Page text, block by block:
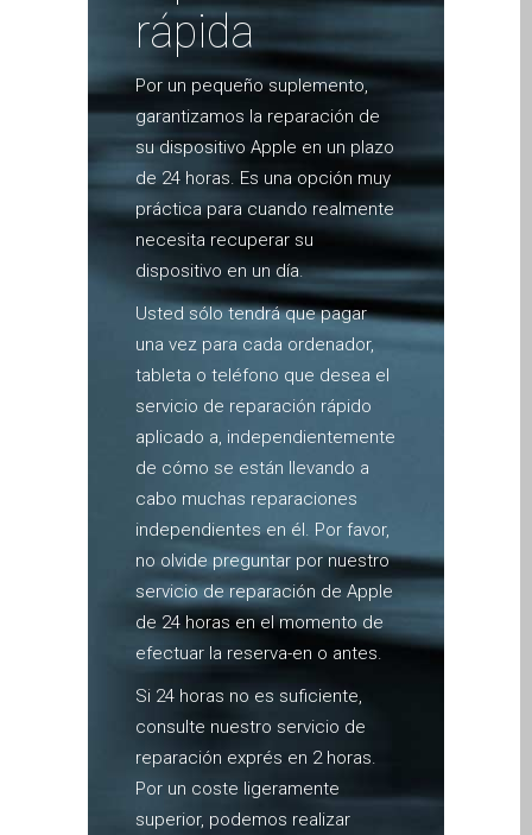
immer!
Generalüberholte Apple-
Mac-Computer in Dundee
Kontaktieren Sie uns
Kundenaussagen
Reparatur von Apple Mac
OS X und macOS in
Dundee
Reparaturen für das Apple
Reparaturen für das Apple
MacBook Serie
Dunkler Bildschirm bei
MacBook, Pro, Air und Neo
Reparatur von Apple
MacBook-Displays mit
Rissen in Dundee – Pro,
Air und Neo
Schnell-Reparatur-Service
Warum vertrauen Mac-
Reparatur mit Ihrem
Apple?
Werbeplakat – Apple-Mac-
Reparaturen hier in
rápida
Por un pequeño suplemento,
garantizamos la reparación de
su dispositivo Apple en un plazo
de 24 horas. Es una opción muy
práctica para cuando realmente
necesita recuperar su
dispositivo en un día.
Usted sólo tendrá que pagar
una vez para cada ordenador,
tableta o teléfono que desea el
servicio de reparación rápido
aplicado a, independientemente
de cómo se están llevando a
cabo muchas reparaciones
independientes en él. Por favor,
no olvide preguntar por nuestro
servicio de reparación de Apple
de 24 horas en el momento de
efectuar la reserva-en o antes.
Si 24 horas no es suficiente,
consulte nuestro servicio de
reparación exprés en 2 horas.
Por un coste ligeramente
superior, podemos realizar